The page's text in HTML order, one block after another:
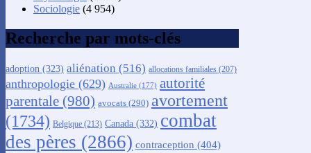
Sociologie (4 954)
Recherche par mots-clés
adoption (323) aliénation (516) allocations familiales (207)
anthropologie (629) Australie (177) autorité
parentale (980) avocats (290) avortement
(1734) Belgique (213) Canada (332) combat
des pères (2866) contraception (404)